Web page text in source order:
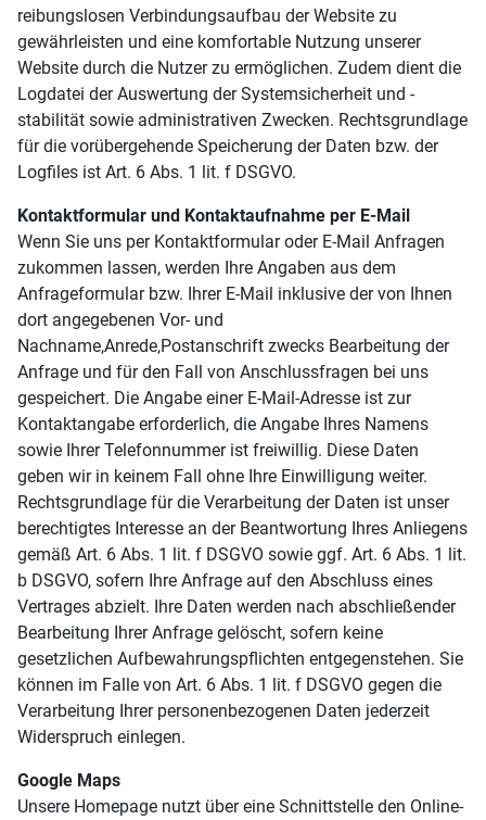
reibungslosen Verbindungsaufbau der Website zu
gewährleisten und eine komfortable Nutzung unserer
Website durch die Nutzer zu ermöglichen. Zudem dient die
Logdatei der Auswertung der Systemsicherheit und -
stabilität sowie administrativen Zwecken. Rechtsgrundlage
für die vorübergehende Speicherung der Daten bzw. der
Logfiles ist Art. 6 Abs. 1 lit. f DSGVO.
Kontaktformular und Kontaktaufnahme per E-Mail
Wenn Sie uns per Kontaktformular oder E-Mail Anfragen
zukommen lassen, werden Ihre Angaben aus dem
Anfrageformular bzw. Ihrer E-Mail inklusive der von Ihnen
dort angegebenen Vor- und
Nachname,Anrede,Postanschrift zwecks Bearbeitung der
Anfrage und für den Fall von Anschlussfragen bei uns
gespeichert. Die Angabe einer E-Mail-Adresse ist zur
Kontaktangabe erforderlich, die Angabe Ihres Namens
sowie Ihrer Telefonnummer ist freiwillig. Diese Daten
geben wir in keinem Fall ohne Ihre Einwilligung weiter.
Rechtsgrundlage für die Verarbeitung der Daten ist unser
berechtigtes Interesse an der Beantwortung Ihres Anliegens
gemäß Art. 6 Abs. 1 lit. f DSGVO sowie ggf. Art. 6 Abs. 1 lit.
b DSGVO, sofern Ihre Anfrage auf den Abschluss eines
Vertrages abzielt. Ihre Daten werden nach abschließender
Bearbeitung Ihrer Anfrage gelöscht, sofern keine
gesetzlichen Aufbewahrungspflichten entgegenstehen. Sie
können im Falle von Art. 6 Abs. 1 lit. f DSGVO gegen die
Verarbeitung Ihrer personenbezogenen Daten jederzeit
Widerspruch einlegen.
Google Maps
Unsere Homepage nutzt über eine Schnittstelle den Online-